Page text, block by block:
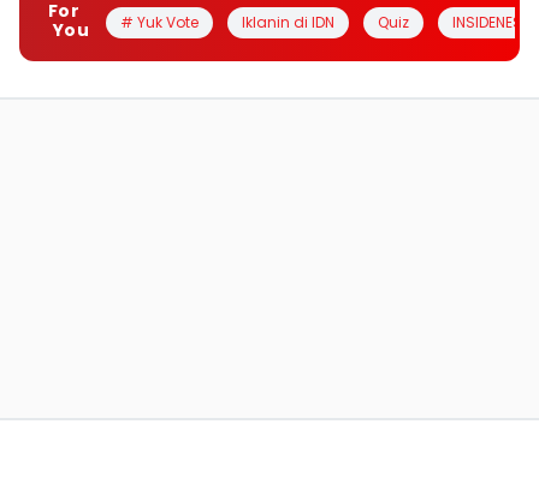
For
You
# Yuk Vote Iklanin di IDN Quiz INSIDENESIA